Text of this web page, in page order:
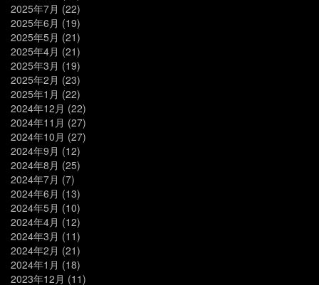
2025年7月 (22)
2025年6月 (19)
2025年5月 (21)
2025年4月 (21)
2025年3月 (19)
2025年2月 (23)
2025年1月 (22)
2024年12月 (22)
2024年11月 (27)
2024年10月 (27)
2024年9月 (12)
2024年8月 (25)
2024年7月 (7)
2024年6月 (13)
2024年5月 (10)
2024年4月 (12)
2024年3月 (11)
2024年2月 (21)
2024年1月 (18)
2023年12月 (11)